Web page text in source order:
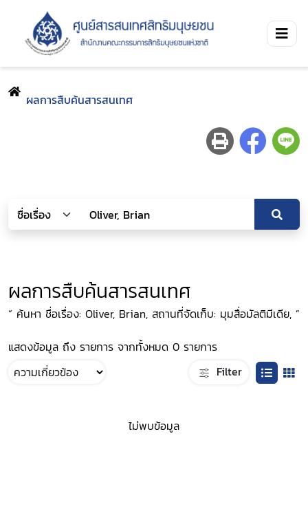
ผลการสืบค้นสารสนเทศ
ผลการสืบค้นสารสนเทศ
“ ค้นหา ชื่อเรื่อง: Oliver, Brian, สถานที่จัดเก็บ: มุมสื่อมัลติมีเดีย, ”
แสดงข้อมูล ถึง รายการ จากทั้งหมด 0 รายการ
Filter
ไม่พบข้อมูล